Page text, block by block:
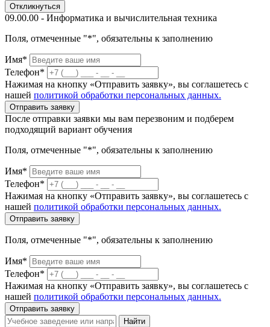
Откликнуться
09.00.00 - Информатика и вычислительная техника
Поля, отмеченные "*", обязательны к заполнению
Имя*
Телефон*
Нажимая на кнопку «Отправить заявку», вы соглашетесь с
нашей политикой обработки персональных данных.
Отправить заявку
После отправки заявки мы вам перезвоним и подберем
подходящий вариант обучения
Поля, отмеченные "*", обязательны к заполнению
Имя*
Телефон*
Нажимая на кнопку «Отправить заявку», вы соглашетесь с
нашей политикой обработки персональных данных.
Отправить заявку
Поля, отмеченные "*", обязательны к заполнению
Имя*
Телефон*
Нажимая на кнопку «Отправить заявку», вы соглашетесь с
нашей политикой обработки персональных данных.
Отправить заявку
Найти